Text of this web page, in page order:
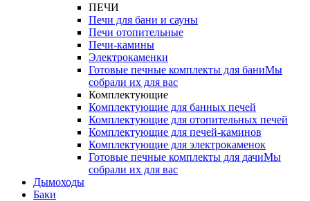
ПЕЧИ
Печи для бани и сауны
Печи отопительные
Печи-камины
Электрокаменки
Готовые печные комплекты для баниМы
собрали их для вас
Комплектующие
Комплектующие для банных печей
Комплектующие для отопительных печей
Комплектующие для печей-каминов
Комплектующие для электрокаменок
Готовые печные комплекты для дачиМы
собрали их для вас
Дымоходы
Баки